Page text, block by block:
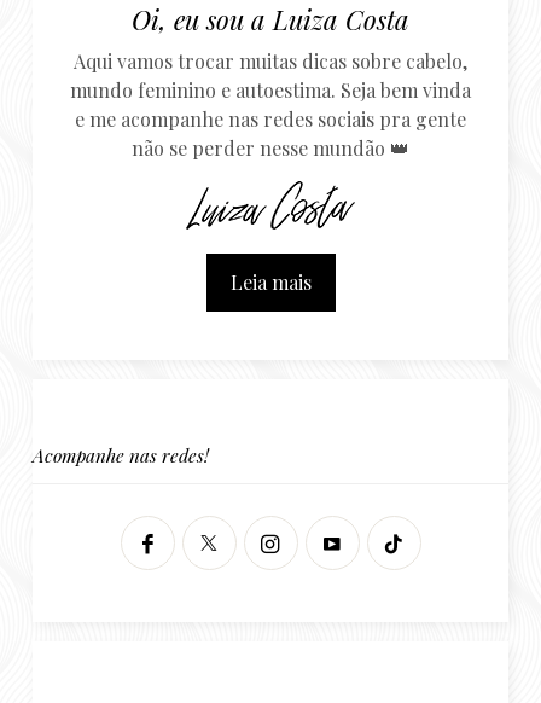
Oi, eu sou a Luiza Costa
Aqui vamos trocar muitas dicas sobre cabelo,
mundo feminino e autoestima. Seja bem vinda
e me acompanhe nas redes sociais pra gente
não se perder nesse mundão 👑
Leia mais
Acompanhe nas redes!